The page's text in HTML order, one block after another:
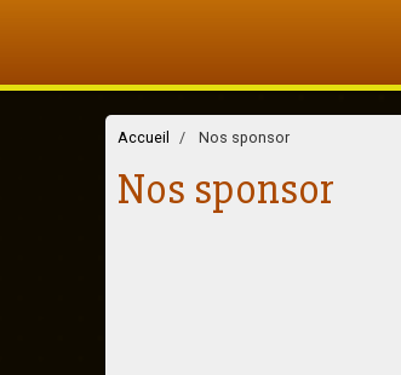
Accueil Nos sponsor
Nos sponsor